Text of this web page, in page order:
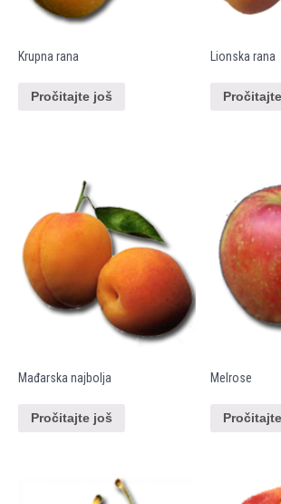
Krupna rana
Pročitajte još
Lionska rana
Mađarska najbolja
Pročitajte još
Melrose